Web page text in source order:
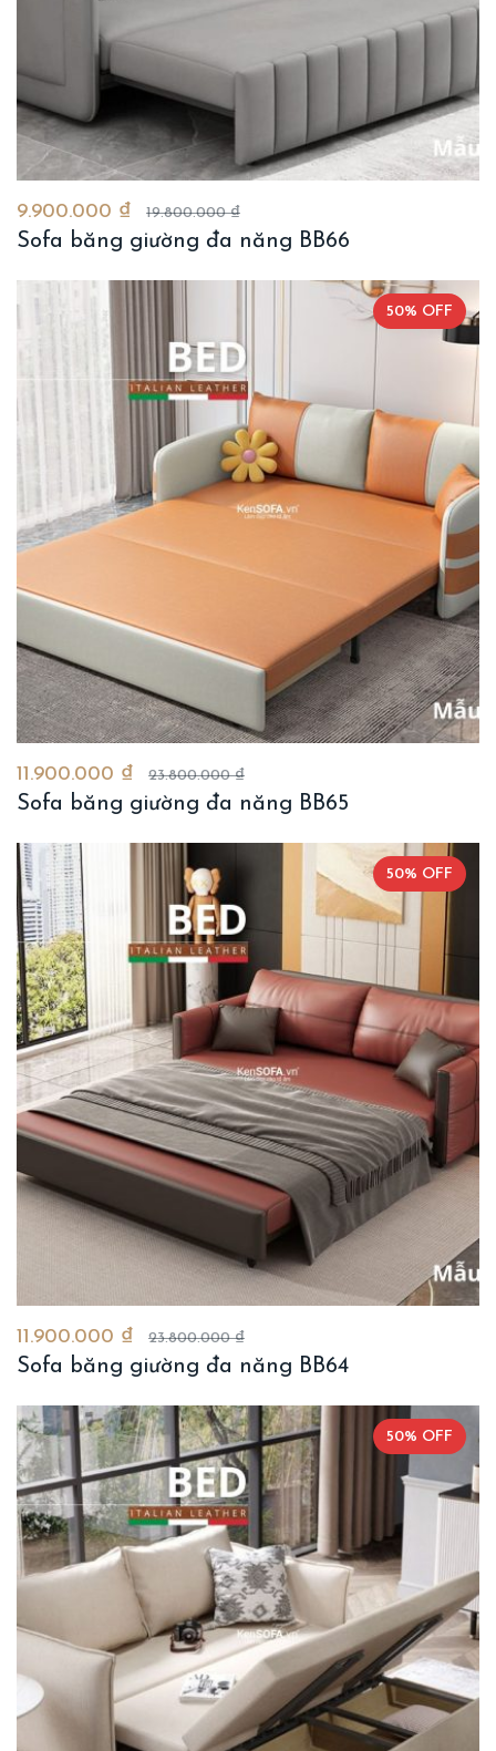
9.900.000 ₫ 19.800.000 ₫
Sofa băng giường đa năng BB66
50% OFF
11.900.000 ₫ 23.800.000 ₫
Sofa băng giường đa năng BB65
50% OFF
11.900.000 ₫ 23.800.000 ₫
Sofa băng giường đa năng BB64
50% OFF